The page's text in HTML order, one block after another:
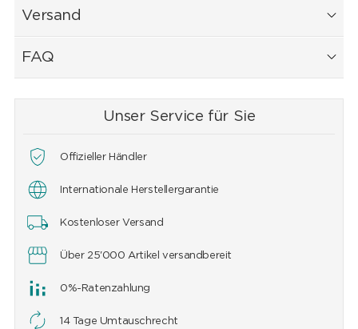
Versand
FAQ
Unser Service für Sie
Offizieller Händler
Internationale Herstellergarantie
Kostenloser Versand
Über 25'000 Artikel versandbereit
0%-Ratenzahlung
14 Tage Umtauschrecht